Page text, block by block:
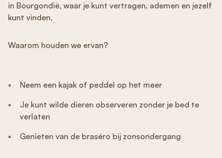
in Bourgondië, waar je kunt vertragen, ademen en jezelf
kunt vinden.
Waarom houden we ervan?
Neem een kajak of peddel op het meer
Je kunt wilde dieren observeren zonder je bed te
verlaten
Genieten van de braséro bij zonsondergang